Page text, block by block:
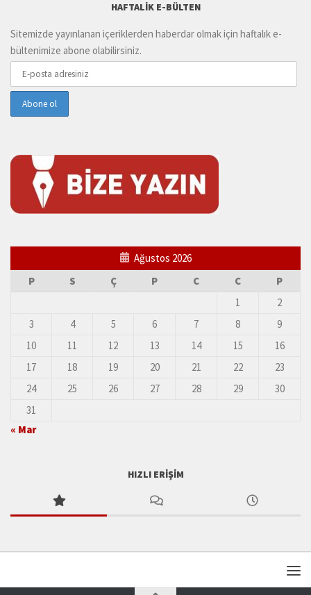
HAFTALIK E-BÜLTEN
Sitemizde yayınlanan içeriklerden haberdar olmak için haftalık e-
bültenimize abone olabilirsiniz.
Ağustos 2026
P
S Ç P C C
P
1
2
3
4 5 6 7 8
9
10
11 12 13 14 15
16
17
18 19 20 21 22
23
24
25 26 27 28 29
30
31
« Mar
HIZLI ERIŞIM